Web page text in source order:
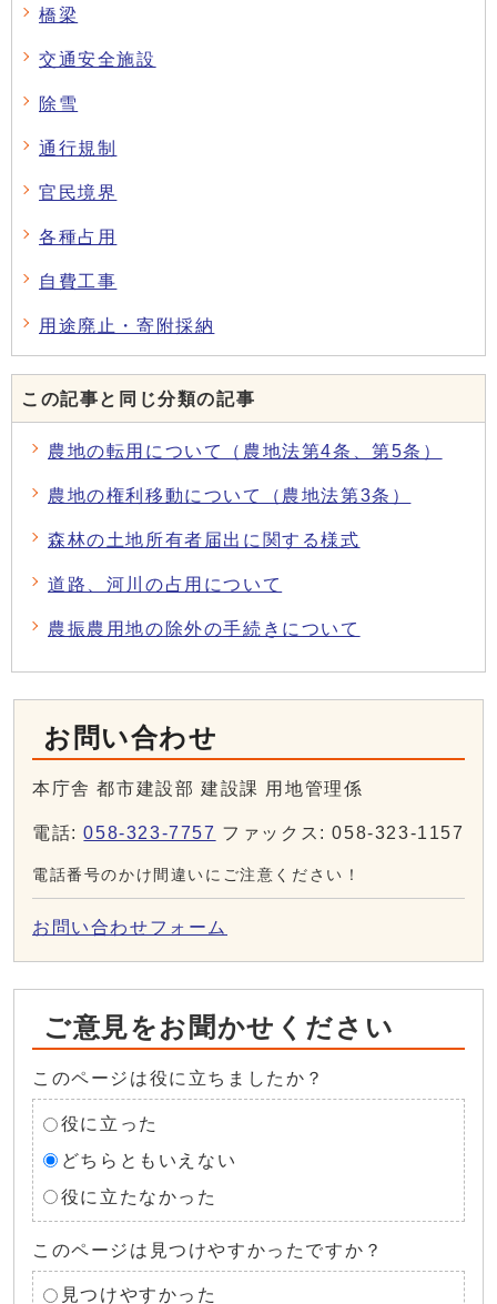
橋梁
交通安全施設
除雪
通行規制
官民境界
各種占用
自費工事
用途廃止・寄附採納
この記事と同じ分類の記事
農地の転用について（農地法第4条、第5条）
農地の権利移動について（農地法第3条）
森林の土地所有者届出に関する様式
道路、河川の占用について
農振農用地の除外の手続きについて
お問い合わせ
本庁舎 都市建設部 建設課 用地管理係
電話:058-323-7757 ファックス: 058-323-1157
電話番号のかけ間違いにご注意ください！
お問い合わせフォーム
ご意見をお聞かせください
このページは役に立ちましたか？
役に立った
どちらともいえない
役に立たなかった
このページは見つけやすかったですか？
見つけやすかった